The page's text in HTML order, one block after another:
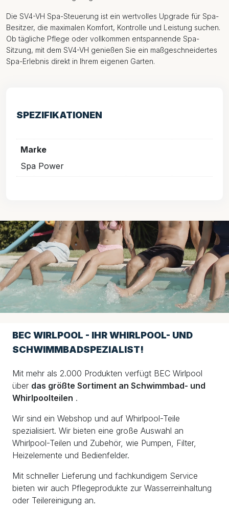
Die SV4-VH Spa-Steuerung ist ein wertvolles Upgrade für Spa-
Besitzer, die maximalen Komfort, Kontrolle und Leistung suchen.
Ob tägliche Pflege oder vollkommen entspannende Spa-
Sitzung, mit dem SV4-VH genießen Sie ein maßgeschneidertes
Spa-Erlebnis direkt in Ihrem eigenen Garten.
SPEZIFIKATIONEN
Marke
Spa Power
BEC WIRLPOOL - IHR WHIRLPOOL- UND
SCHWIMMBADSPEZIALIST!
Mit mehr als 2.000 Produkten verfügt BEC Wirlpool
über das größte Sortiment an Schwimmbad- und
Whirlpoolteilen .
Wir sind ein Webshop und auf Whirlpool-Teile
spezialisiert. Wir bieten eine große Auswahl an
Whirlpool-Teilen und Zubehör, wie Pumpen, Filter,
Heizelemente und Bedienfelder.
Mit schneller Lieferung und fachkundigem Service
bieten wir auch Pflegeprodukte zur Wasserreinhaltung
oder Teilereinigung an.